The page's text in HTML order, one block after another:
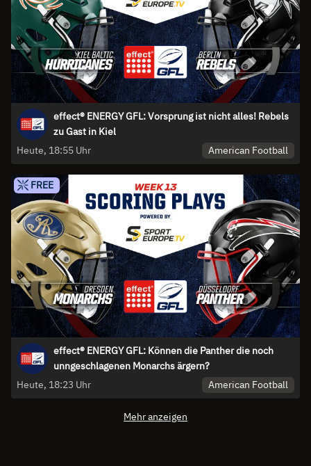
effect® ENERGY GFL: Vorsprung ist nicht alles! Rebels
zu Gast in Kiel
Heute, 18:55 Uhr
American Football
FREE
effect® ENERGY GFL: Können die Panther die noch
unngeschlagenen Monarchs ärgern?
Heute, 18:23 Uhr
American Football
Mehr anzeigen